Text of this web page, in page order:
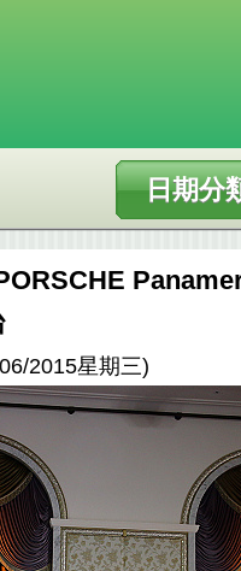
日期分
2015星期三)